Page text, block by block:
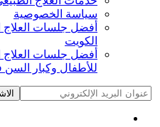
سياسة الخصوصية
أفضل جلسات العلاج
الكويت
أفضل جلسات العلاج
للأطفال وكبار